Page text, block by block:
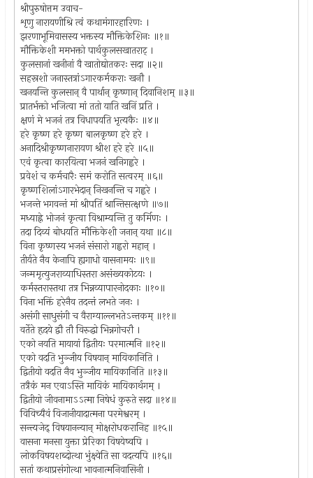
श्रीपुरुषोत्तम उवाच-
शृणु नारायणीश्रि त्वं कथामंगारहारिणः ।
झरणाभूमिवासस्य भक्तस्य मौक्तिकेशिनः ॥१॥
मौक्तिकेशी ममभक्तो पार्थकुलसखातराट् ।
कुलसानां खनीनां वै खातोद्योतकरः सदा ॥२॥
सहस्रशो जनास्तत्रांऽगारकर्मकराः खनौ ।
खनयन्ति कुलसान् वै पार्थान् कृष्णान् दिवानिशम् ॥३॥
प्रातर्भक्तो भजित्वा मां ततो याति खनिं प्रति ।
क्षणं मे भजनं तत्र विधापयति भृत्यकैः ॥४॥
हरे कृष्ण हरे कृष्ण बालकृष्ण हरे हरे ।
अनादिश्रीकृष्णनारायण श्रीश हरे हरे ॥५॥
एवं कृत्वा कारयित्वा भजनं खनिगह्वरे ।
प्रवेशं च कर्मचारैः समं करोति सत्वरम् ॥६॥
कृष्णशिलांऽगारभेदान् निखनन्ति च गह्वरे ।
भजन्ते भगवन्तं मां श्रीपतिं श्रान्तिसत्क्षणे ॥७॥
मध्याह्ने भोजनं कृत्वा विश्राम्यन्ति तु कर्मिणः ।
तदा दिव्यं बोधयति मौक्तिकेशी जनान् यथा ॥८॥
विना कृष्णस्य भजनं संसारो गह्वरो महान् ।
तीर्यते नैव केनापि ह्यगाधो वासनामयः ॥९॥
जन्ममृत्युजराव्याधिस्तरा असंख्यकोटयः ।
कर्मस्तरास्तथा तत्र भिन्नव्यापारनोदकाः ॥१०॥
विना भक्तिं हरेनैव तदन्तं लभते जनः ।
असंगी साधुसंगी च वैराग्याल्लभतेऽन्तकम् ॥११॥
वर्तेते हृदये द्वौ तौ विरुद्धो भिन्नगोचरौ ।
एको नयति मायायां द्वितीयः परमात्मनि ॥१२॥
एको वदति भुञ्जीय विषयान् मायिकानिति ।
द्वितीयो वदति नैव भुञ्जीय मायिकानिति ॥१३॥
तत्रैकं मन एवाऽस्ति मायिकं मायिकार्थगम् ।
द्वितीयो जीवनामाऽऽत्मा निषेधं कुरुते सदा ॥१४॥
विविच्यैवं विजानीयादात्मना परमेश्वरम् ।
सन्त्यजेद् विषयानन्यान् मोक्षरोधकरानिह ॥१५॥
वासना मनसा युक्ता प्रेरिका विषयेष्वपि ।
लोकविषयशब्दोत्था भुंक्ष्वेति सा वदत्यपि ॥१६॥
सतां कथाप्रसंगोत्था भावनात्मनिवासिनी ।